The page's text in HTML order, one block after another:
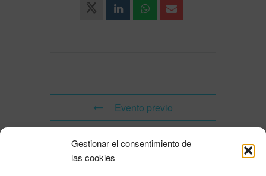
Gestionar el consentimiento de
las cookies
Evento previo
Evento siguiente